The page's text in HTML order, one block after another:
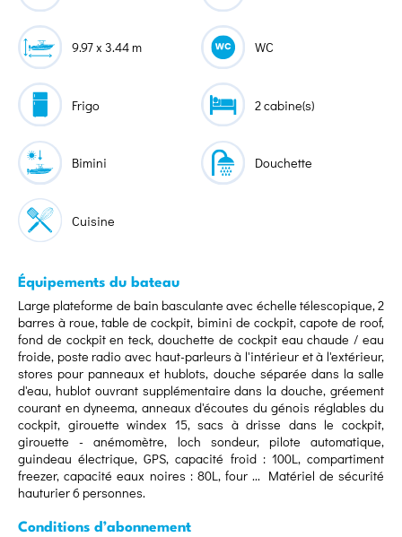
9.97 x 3.44 m WC
Frigo 2 cabine(s)
Bimini Douchette
Cuisine
Équipements du bateau
Large plateforme de bain basculante avec échelle télescopique, 2
barres à roue, table de cockpit, bimini de cockpit, capote de roof,
fond de cockpit en teck, douchette de cockpit eau chaude / eau
froide, poste radio avec haut-parleurs à l'intérieur et à l'extérieur,
stores pour panneaux et hublots, douche séparée dans la salle
d'eau, hublot ouvrant supplémentaire dans la douche, gréement
courant en dyneema, anneaux d'écoutes du génois réglables du
cockpit, girouette windex 15, sacs à drisse dans le cockpit,
girouette - anémomètre, loch sondeur, pilote automatique,
guindeau électrique, GPS, capacité froid : 100L, compartiment
freezer, capacité eaux noires : 80L, four ... Matériel de sécurité
hauturier 6 personnes.
Conditions d’abonnement